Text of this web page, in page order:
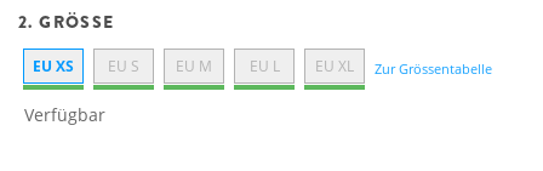
2. GRÖSSE
EU XS EU S EU M EU L EU XL Zur Grössentabelle
Verfügbar